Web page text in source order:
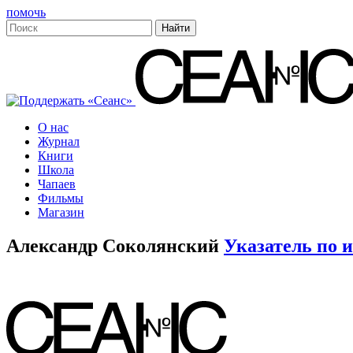
помочь
О нас
Журнал
Книги
Школа
Чапаев
Фильмы
Магазин
Александр Соколянский Указатель по